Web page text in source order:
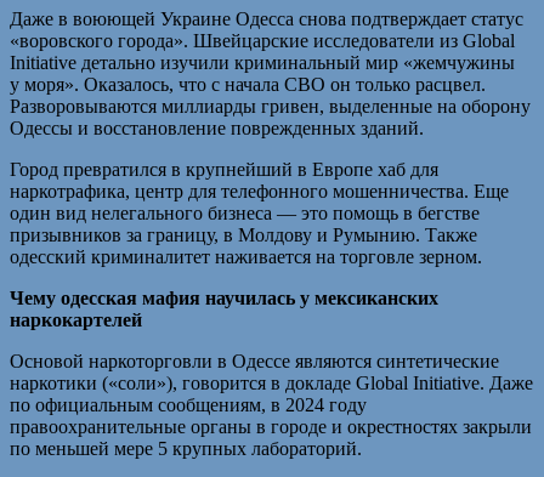
Даже в воюющей Украине Одесса снова подтверждает статус
«воровского города». Швейцарские исследователи из Global
Initiative детально изучили криминальный мир «жемчужины
у моря». Оказалось, что с начала СВО он только расцвел.
Разворовываются миллиарды гривен, выделенные на оборону
Одессы и восстановление поврежденных зданий.
Город превратился в крупнейший в Европе хаб для
наркотрафика, центр для телефонного мошенничества. Еще
один вид нелегального бизнеса — это помощь в бегстве
призывников за границу, в Молдову и Румынию. Также
одесский криминалитет наживается на торговле зерном.
Чему одесская мафия научилась у мексиканских
наркокартелей
Основой наркоторговли в Одессе являются синтетические
наркотики («соли»), говорится в докладе Global Initiative. Даже
по официальным сообщениям, в 2024 году
правоохранительные органы в городе и окрестностях закрыли
по меньшей мере 5 крупных лабораторий.